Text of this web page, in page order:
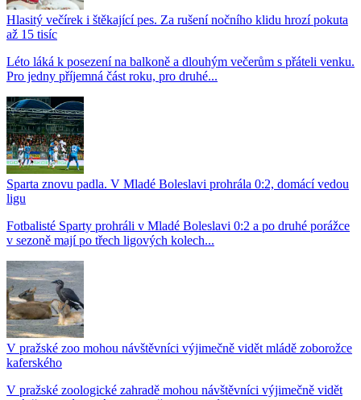
Hlasitý večírek i štěkající pes. Za rušení nočního klidu hrozí pokuta
až 15 tisíc
Léto láká k posezení na balkoně a dlouhým večerům s přáteli venku.
Pro jedny příjemná část roku, pro druhé...
Sparta znovu padla. V Mladé Boleslavi prohrála 0:2, domácí vedou
ligu
Fotbalisté Sparty prohráli v Mladé Boleslavi 0:2 a po druhé porážce
v sezoně mají po třech ligových kolech...
V pražské zoo mohou návštěvníci výjimečně vidět mládě zoborožce
kaferského
V pražské zoologické zahradě mohou návštěvníci výjimečně vidět